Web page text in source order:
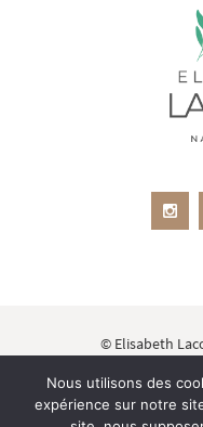
© Elisabeth
Naturelle et des
la
Nous utilisons des
expérience sur notre